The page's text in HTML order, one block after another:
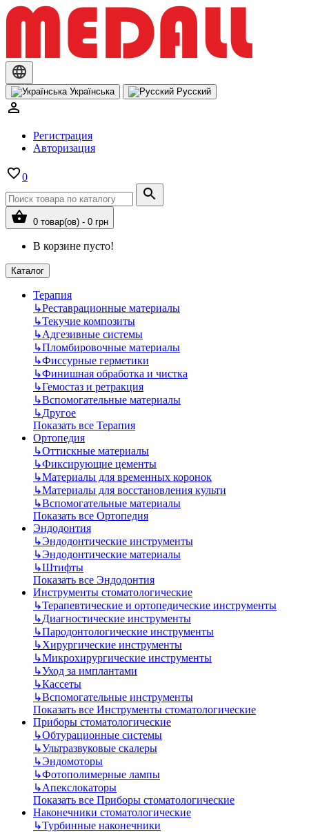
Українська Русский
Регистрация
Авторизация
0
0 товар(ов) - 0 грн
В корзине пусто!
Каталог
Терапия
↳Реставрационные материалы
↳Текучие композиты
↳Адгезивные системы
↳Пломбировочные материалы
↳Фиссурные герметики
↳Финишная обработка и чистка
↳Гемостаз и ретракция
↳Вспомогательные материалы
↳Другое
Показать все Терапия
Ортопедия
↳Оттискные материалы
↳Фиксирующие цементы
↳Материалы для временных коронок
↳Материалы для восстановления культи
↳Вспомогательные материалы
Показать все Ортопедия
Эндодонтия
↳Эндодонтические инструменты
↳Эндодонтические материалы
↳Штифты
Показать все Эндодонтия
Инструменты стоматологические
↳Терапевтические и ортопедические инструменты
↳Диагностические инструменты
↳Пародонтологические инструменты
↳Хирургические инструменты
↳Микрохирургические инструменты
↳Уход за имплантами
↳Кассеты
↳Вспомогательные инструменты
Показать все Инструменты стоматологические
Приборы стоматологические
↳Обтурационные системы
↳Ультразвуковые скалеры
↳Эндомоторы
↳Фотополимерные лампы
↳Апекслокаторы
Показать все Приборы стоматологические
Наконечники стоматологические
↳Турбинные наконечники